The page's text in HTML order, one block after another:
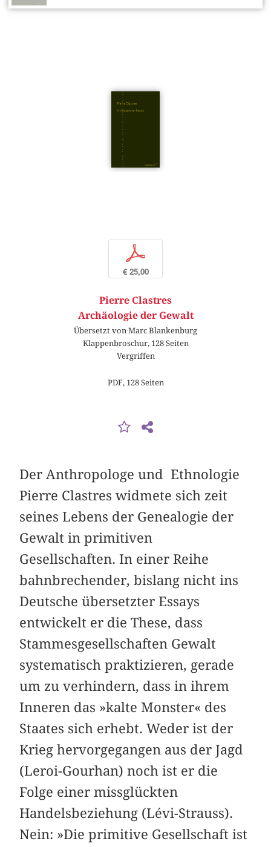
p
€ 25,00
Pierre Clastres
Archäologie der Gewalt
Übersetzt von Marc Blankenburg
Klappenbroschur, 128 Seiten
Vergriffen
PDF, 128 Seiten
Der Anthropologe und Ethnologie
Pierre Clastres widmete sich zeit
seines Lebens der Genealogie der
Gewalt in primitiven
Gesellschaften. In einer Reihe
bahnbrechender, bislang nicht ins
Deutsche übersetzter Essays
entwickelt er die These, dass
Stammesgesellschaften Gewalt
systematisch praktizieren, gerade
um zu verhindern, dass in ihrem
Inneren das »kalte Monster« des
Staates sich erhebt. Weder ist der
Krieg hervorgegangen aus der Jagd
(Leroi-Gourhan) noch ist er die
Folge einer missglückten
Handelsbeziehung (Lévi-Strauss).
Nein: »Die primitive Gesellschaft ist